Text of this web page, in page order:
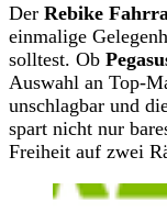
Der Rebike
einmalige
solltest. Ob
Auswahl an Top-
unschlagbar und
spart nicht nur
Freiheit auf zwei